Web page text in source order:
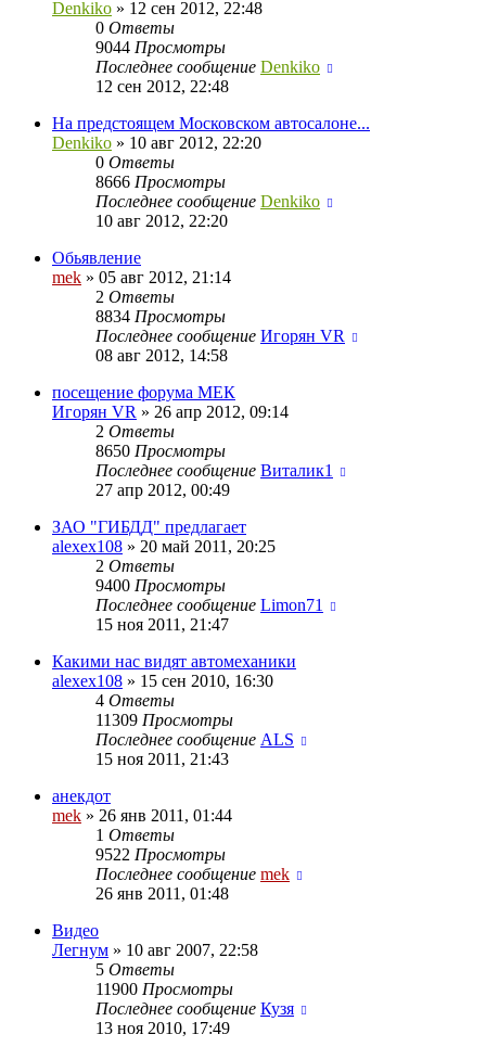
Denkiko » 12 сен 2012, 22:48
0 Ответы
9044 Просмотры
Последнее сообщение Denkiko
12 сен 2012, 22:48
На предстоящем Московском автосалоне...
Denkiko » 10 авг 2012, 22:20
0 Ответы
8666 Просмотры
Последнее сообщение Denkiko
10 авг 2012, 22:20
Обьявление
mek » 05 авг 2012, 21:14
2 Ответы
8834 Просмотры
Последнее сообщение Игорян VR
08 авг 2012, 14:58
посещение форума МЕК
Игорян VR » 26 апр 2012, 09:14
2 Ответы
8650 Просмотры
Последнее сообщение Виталик1
27 апр 2012, 00:49
ЗАО "ГИБДД" предлагает
alexex108 » 20 май 2011, 20:25
2 Ответы
9400 Просмотры
Последнее сообщение Limon71
15 ноя 2011, 21:47
Какими нас видят автомеханики
alexex108 » 15 сен 2010, 16:30
4 Ответы
11309 Просмотры
Последнее сообщение ALS
15 ноя 2011, 21:43
анекдот
mek » 26 янв 2011, 01:44
1 Ответы
9522 Просмотры
Последнее сообщение mek
26 янв 2011, 01:48
Видео
Легнум » 10 авг 2007, 22:58
5 Ответы
11900 Просмотры
Последнее сообщение Кузя
13 ноя 2010, 17:49